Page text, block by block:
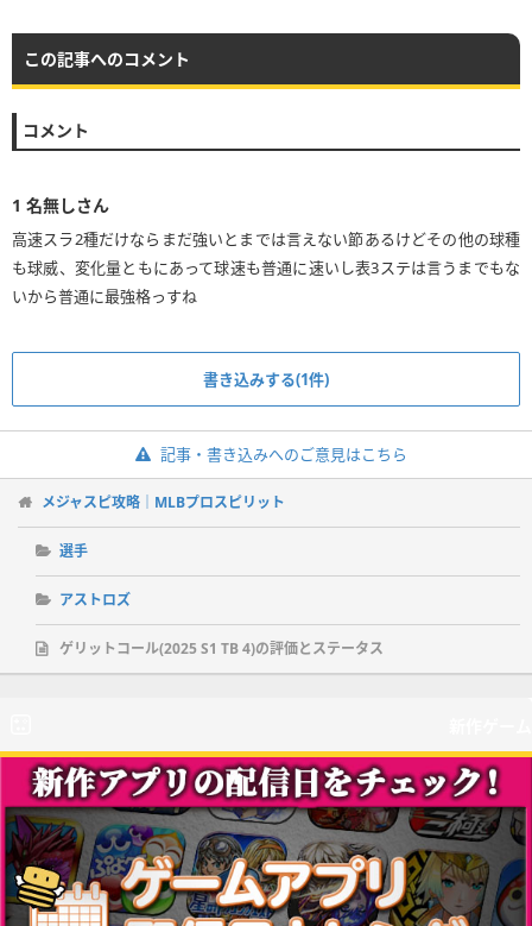
この記事へのコメント
コメント
1 名無しさん
高速スラ2種だけならまだ強いとまでは言えない節あるけどその他の球種
も球威、変化量ともにあって球速も普通に速いし表3ステは言うまでもな
いから普通に最強格っすね
書き込みする(1件)
記事・書き込みへのご意見はこちら
メジャスピ攻略｜MLBプロスピリット
選手
アストロズ
ゲリットコール(2025 S1 TB 4)の評価とステータス